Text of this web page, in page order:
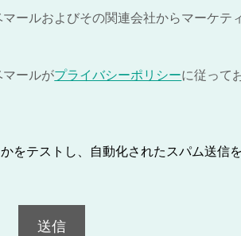
ールおよびその関連会社からマーケテ
ールがプライバシーポリシーに従って
をテストし、自動化されたスパム送信
送信